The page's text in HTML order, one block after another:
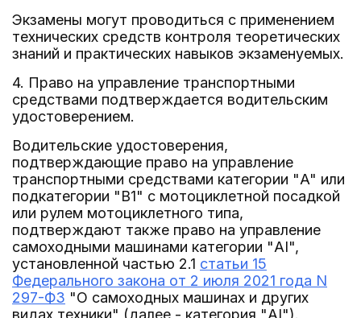
Экзамены могут проводиться с применением
технических средств контроля теоретических
знаний и практических навыков экзаменуемых.
4. Право на управление транспортными
средствами подтверждается водительским
удостоверением.
Водительские удостоверения,
подтверждающие право на управление
транспортными средствами категории "A" или
подкатегории "B1" с мотоциклетной посадкой
или рулем мотоциклетного типа,
подтверждают также право на управление
самоходными машинами категории "AI",
установленной частью 2.1 статьи 15
Федерального закона от 2 июля 2021 года N
297-ФЗ "О самоходных машинах и других
видах техники" (далее - категория "AI").